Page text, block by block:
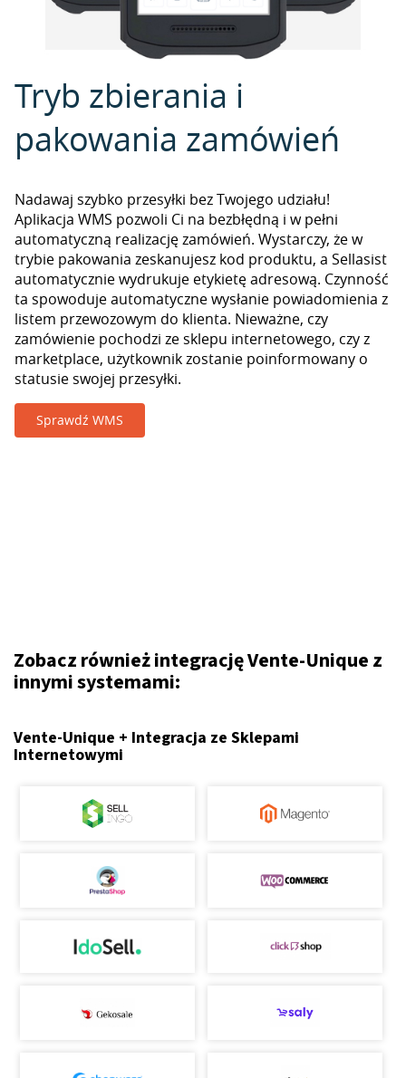
Tryb zbierania i
pakowania zamówień
Nadawaj szybko przesyłki bez Twojego udziału!
Aplikacja WMS pozwoli Ci na bezbłędną i w pełni
automatyczną realizację zamówień. Wystarczy, że w
trybie pakowania zeskanujesz kod produktu, a Sellasist
automatycznie wydrukuje etykietę adresową. Czynność
ta spowoduje automatyczne wysłanie powiadomienia z
listem przewozowym do klienta. Nieważne, czy
zamówienie pochodzi ze sklepu internetowego, czy z
marketplace, użytkownik zostanie poinformowany o
statusie swojej przesyłki.
Sprawdź WMS
Zobacz również integrację Vente-Unique z
innymi systemami:
Vente-Unique + Integracja ze Sklepami
Internetowymi